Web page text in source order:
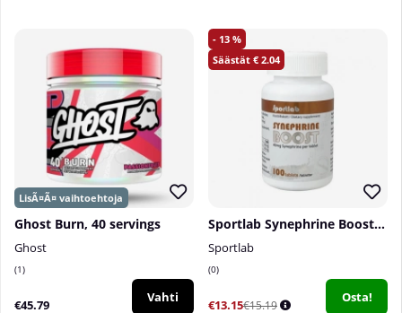
Ghost Burn, 40 servings
Ghost
1
€45.79 Vahti
13
2.04
Sportlab Synephrine Boost, 100 tabs
Sportlab
0
€13.15€15.19
Osta!